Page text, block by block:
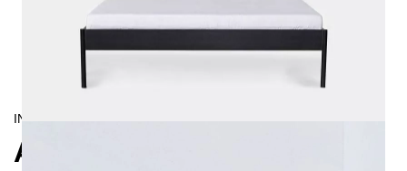
INDUSTRIAL/
ATROX FIBRA